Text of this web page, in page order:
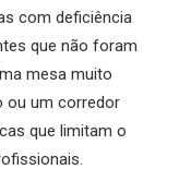
com deficiência
que não foram
mesa muito
ou um corredor
que limitam o